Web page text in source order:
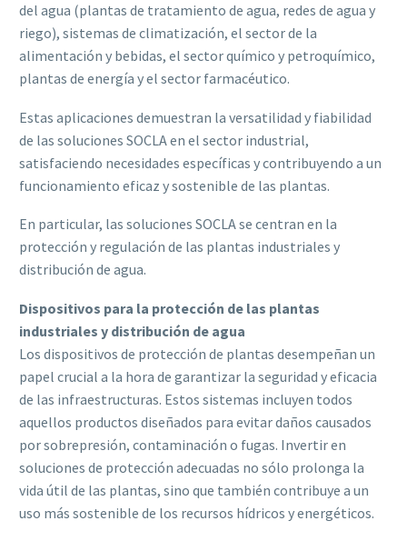
del agua (plantas de tratamiento de agua, redes de agua y
riego), sistemas de climatización, el sector de la
alimentación y bebidas, el sector químico y petroquímico,
plantas de energía y el sector farmacéutico.
Estas aplicaciones demuestran la versatilidad y fiabilidad
de las soluciones SOCLA en el sector industrial,
satisfaciendo necesidades específicas y contribuyendo a un
funcionamiento eficaz y sostenible de las plantas.
En particular, las soluciones SOCLA se centran en la
protección y regulación de las plantas industriales y
distribución de agua.
Dispositivos para la protección de las plantas
industriales y distribución de agua
Los dispositivos de protección de plantas desempeñan un
papel crucial a la hora de garantizar la seguridad y eficacia
de las infraestructuras. Estos sistemas incluyen todos
aquellos productos diseñados para evitar daños causados
por sobrepresión, contaminación o fugas. Invertir en
soluciones de protección adecuadas no sólo prolonga la
vida útil de las plantas, sino que también contribuye a un
uso más sostenible de los recursos hídricos y energéticos.